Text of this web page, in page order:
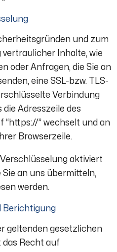
und zum
Inhalte, wie
oder Anfragen, die Sie an
eine SSL-bzw. TLS-
Verbindung
die Adresszeile des
“https://” wechselt und an
Browserzeile.
aktiviert
Sie an uns übermitteln,
werden.
Berichtigung
geltenden gesetzlichen
das Recht auf